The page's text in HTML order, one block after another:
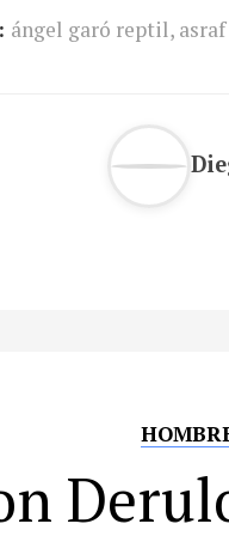
ángel garó reptil,